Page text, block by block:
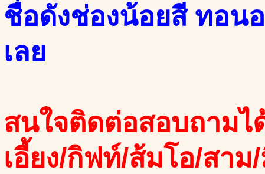
ชื่อดังช่องน้อยสี ทอน
เลย
สนใจติดต่อสอบถาม
เอี้ยง/กิฟท์/ส้มโอ/สาม